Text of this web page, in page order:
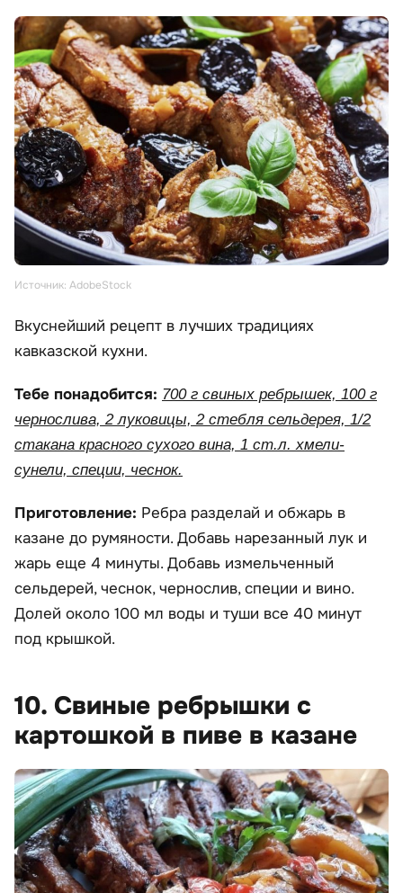
Источник: AdobeStock
Вкуснейший рецепт в лучших традициях
кавказской кухни.
Тебе понадобится: 700 г свиных ребрышек, 100 г
чернослива, 2 луковицы, 2 стебля сельдерея, 1/2
стакана красного сухого вина, 1 ст.л. хмели-
сунели, специи, чеснок.
Приготовление: Ребра разделай и обжарь в
казане до румяности. Добавь нарезанный лук и
жарь еще 4 минуты. Добавь измельченный
сельдерей, чеснок, чернослив, специи и вино.
Долей около 100 мл воды и туши все 40 минут
под крышкой.
10. Свиные ребрышки с
картошкой в пиве в казане